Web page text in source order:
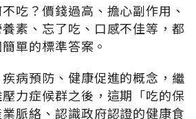
吃？價錢過高、擔心副作用、
素、忘了吃、口感不佳等，都
單的標準答案。
病預防、健康促進的概念，繼
力症候群之後，這期「吃的保
脈絡、認識政府認證的健康食